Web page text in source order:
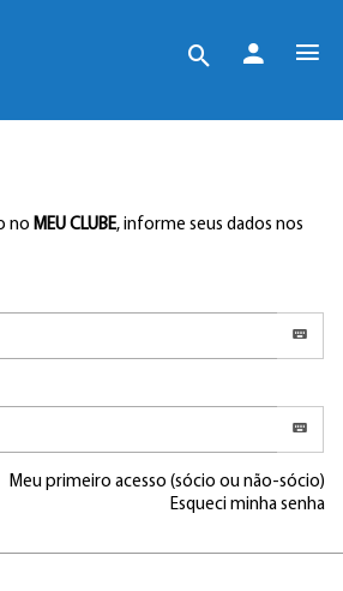
no MEU CLUBE, informe seus dados nos
Meu primeiro acesso (sócio ou não-sócio)
Esqueci minha senha